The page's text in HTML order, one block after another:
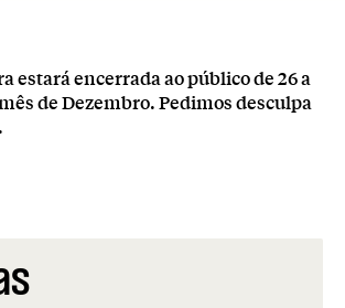
estará encerrada ao público de 26 a
de Dezembro. Pedimos desculpa